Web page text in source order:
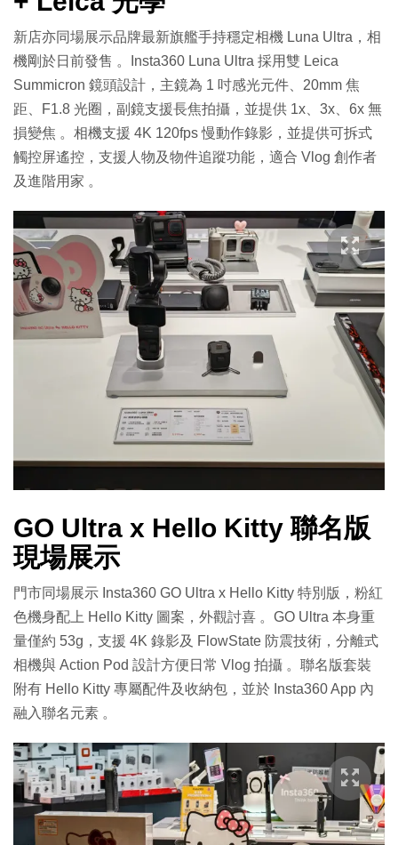
新店亦同場展示品牌最新旗艦手持穩定相機 Luna Ultra，相
機剛於日前發售 。Insta360 Luna Ultra 採用雙 Leica
Summicron 鏡頭設計，主鏡為 1 吋感光元件、20mm 焦
距、F1.8 光圈，副鏡支援長焦拍攝，並提供 1x、3x、6x 無
損變焦 。相機支援 4K 120fps 慢動作錄影，並提供可拆式
觸控屏遙控，支援人物及物件追蹤功能，適合 Vlog 創作者
及進階用家 。
GO Ultra x Hello Kitty 聯名版
現場展示
門市同場展示 Insta360 GO Ultra x Hello Kitty 特別版，粉紅
色機身配上 Hello Kitty 圖案，外觀討喜 。GO Ultra 本身重
量僅約 53g，支援 4K 錄影及 FlowState 防震技術，分離式
相機與 Action Pod 設計方便日常 Vlog 拍攝 。聯名版套裝
附有 Hello Kitty 專屬配件及收納包，並於 Insta360 App 內
融入聯名元素 。